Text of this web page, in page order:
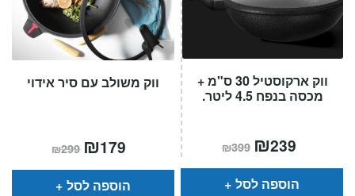
ווק משולב עם סיר אידוי
₪299 המחיר
המקורי
היה:
₪299.
₪179
הוא:
הוספה לסל
ווק ארקוסטיל 30 ס"מ +
מכסה בנפח 4.5 ליטר.
₪399 המחיר
המקורי
היה:
₪399.
₪239
הוא:
הוספה לסל